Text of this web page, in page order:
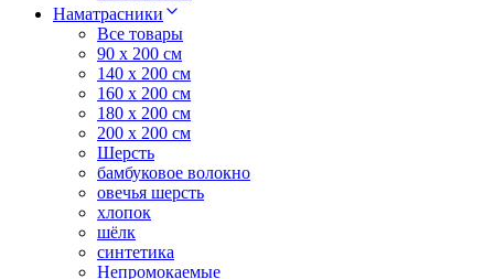
Наматрасники
Все товары
90 x 200 см
140 x 200 см
160 x 200 см
180 x 200 см
200 x 200 см
Шерсть
бамбуковое волокно
овечья шерсть
хлопок
шёлк
синтетика
Непромокаемые